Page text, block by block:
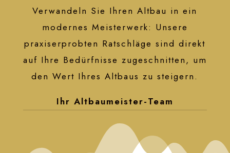
Verwandeln Sie Ihren Altbau in ein
modernes Meisterwerk: Unsere
praxiserprobten Ratschläge sind direkt
auf Ihre Bedürfnisse zugeschnitten, um
den Wert Ihres Altbaus zu steigern.
Ihr Altbaumeister-Team